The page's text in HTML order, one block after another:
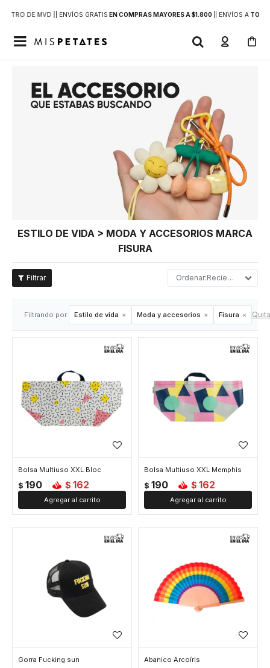
DE MVD | | ENVÍOS GRATIS EN COMPRAS MAYORES A $1.800 | ENVÍOS ATODO

ESTILO DE VIDA > MODA Y ACCESORIOS MARCA
FISURA
Recientes
Filtrando por: Estilo de vida Moda y accesorios Fisura
Bolsa Multiuso XXL Bloc
$ 190 $ 162
Bolsa Multiuso XXL Memphis
$ 190 $ 162
Gorra Fucking sun Abanico Arcoíris